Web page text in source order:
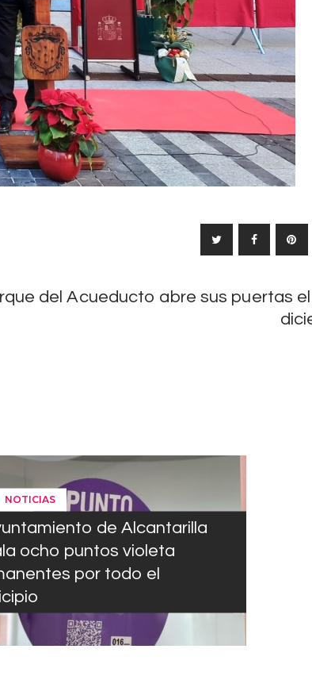
del Acueducto abre sus puertas
NOTICIAS
de Alcantarilla
ocho puntos violeta
por todo el